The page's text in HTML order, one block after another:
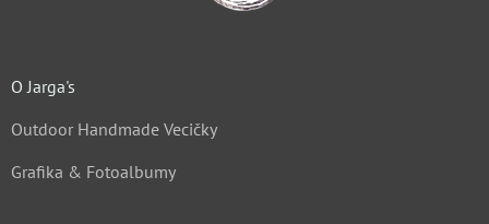
O Jarga's
Outdoor Handmade Vecičky
Grafika & Fotoalbumy